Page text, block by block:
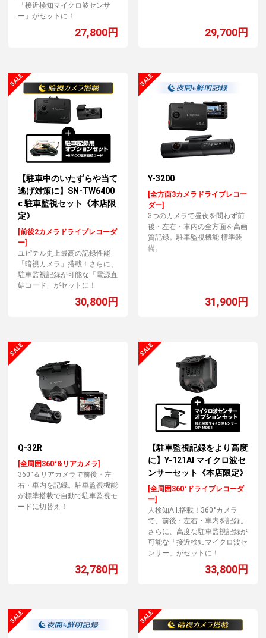
「接近検知マイクロ波センサ
ー」がセットに！
27,800円 29,700円
【駐車中のいたずらや当て
逃げ対策に】SN-TW6400
c 駐車監視セット《本店限
定》
[前後2カメラドライブレコーダ
ー]
ユピテル史上最高の記録性能
「暗視カメラ」搭載！さらに、
駐車監視記録が可能な「電源直
結コード」がセットに！
30,800円
Y-3200
[全方面3カメラドライブレコー
ダー]
3つのカメラで昼夜を問わず前
後・左右・車内の全方面を高画
質記録。駐車監視機能 標準装
備。
31,900円
Q-32R
[全周囲360°&リアカメラ]
360°＆リアカメラで前後・左
右・車内を記録。駐車監視機能
が標準搭載で自動で駐車監視モ
ードに切替え！
32,780円
【駐車監視記録をより高度
に】Y-121AI マイクロ波セ
ンサーセット《本店限定》
[全周囲360°ドライブレコーダ
ー]
人検知A.I.搭載！360°カメラ
で、前後・左右・車内を記録。
さらに、高度な駐車監視記録が
可能な「接近検知マイクロ波セ
ンサー」がセットに！
33,800円